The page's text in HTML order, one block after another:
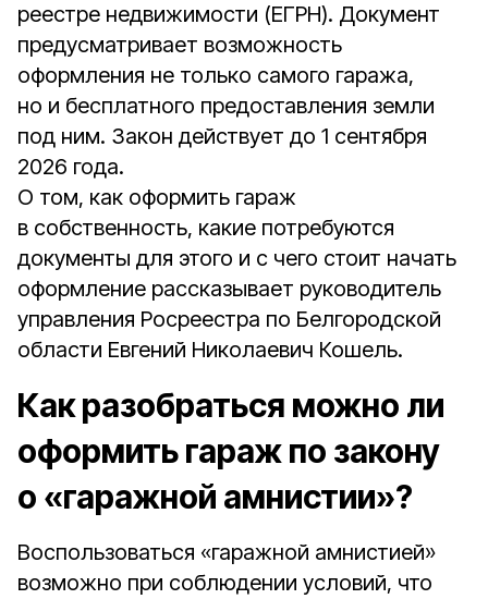
реестре недвижимости (ЕГРН). Документ
предусматривает возможность
оформления не только самого гаража,
но и бесплатного предоставления земли
под ним. Закон действует до 1 сентября
2026 года.
О том, как оформить гараж
в собственность, какие потребуются
документы для этого и с чего стоит начать
оформление рассказывает руководитель
управления Росреестра по Белгородской
области Евгений Николаевич Кошель.
Как разобраться можно ли
оформить гараж по закону
о «гаражной амнистии»?
Воспользоваться «гаражной амнистией»
возможно при соблюдении условий, что